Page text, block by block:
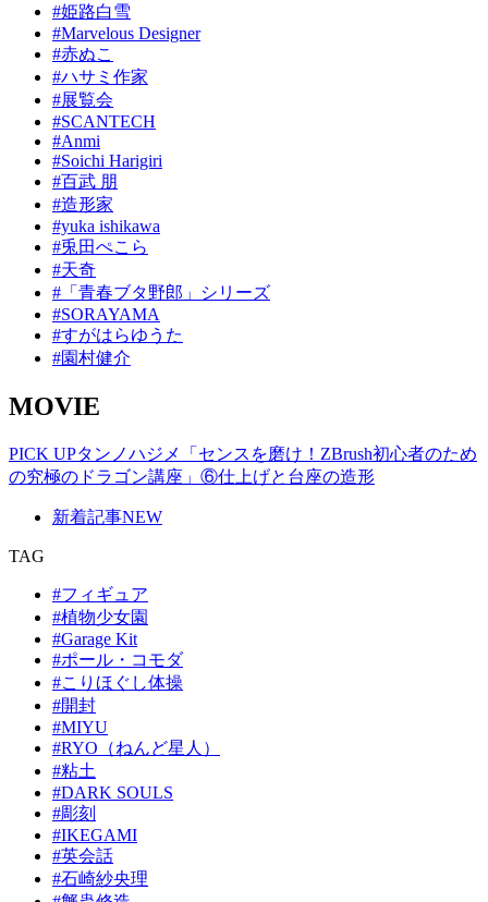
#姫路白雪
#Marvelous Designer
#赤ぬこ
#ハサミ作家
#展覧会
#SCANTECH
#Anmi
#Soichi Harigiri
#百武 朋
#造形家
#yuka ishikawa
#兎田ぺこら
#天奇
#「青春ブタ野郎」シリーズ
#SORAYAMA
#すがはらゆうた
#園村健介
MOVIE
PICK UPタンノハジメ「センスを磨け！ZBrush初心者のため
の究極のドラゴン講座」⑥仕上げと台座の造形
新着記事NEW
TAG
#フィギュア
#植物少女園
#Garage Kit
#ポール・コモダ
#こりほぐし体操
#開封
#MIYU
#RYO（ねんど星人）
#粘土
#DARK SOULS
#彫刻
#IKEGAMI
#英会話
#石崎紗央理